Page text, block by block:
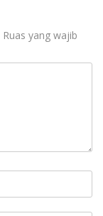
Ruas yang wajib